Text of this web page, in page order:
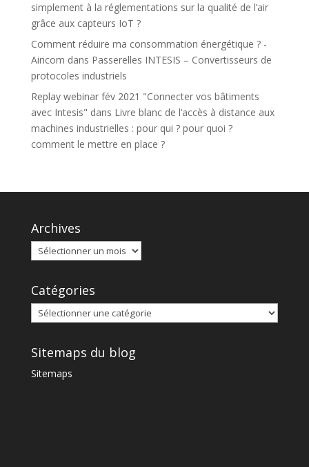
simplement à la réglementations sur la qualité de l’air
grâce aux capteurs IoT ?
Comment réduire ma consommation énergétique ? -
Airicom dans Passerelles INTESIS – Convertisseurs de
protocoles industriels
Replay webinar fév 2021 "Connecter vos bâtiments
avec Intesis" dans Livre blanc de l’accès à distance aux
machines industrielles : pour qui ? pour quoi ?
comment le mettre en place ?
Archives
Catégories
Sitemaps du blog
Sitemaps